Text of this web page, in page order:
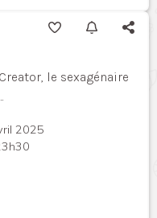
le sexagénaire
2025